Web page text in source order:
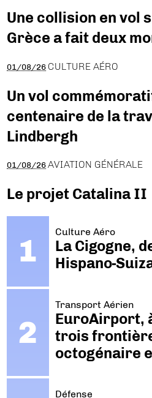
Une collision en vol
Grèce a fait deux
01/08/26 CULTURE AÉRO
Un vol
centenaire de la
Lindbergh
01/08/26 AVIATION GÉNÉRALE
Le projet Catalina II
Culture Aéro
La Cigogne,
Hispano-
Transport Aérien
EuroAirport,
trois
octogénaire
Défense